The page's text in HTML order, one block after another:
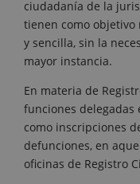
ciudadanía de la
tienen como
y sencilla, sin la
mayor instancia.
En materia de
funciones delegadas
como inscripciones
defunciones, en
oficinas de Registro